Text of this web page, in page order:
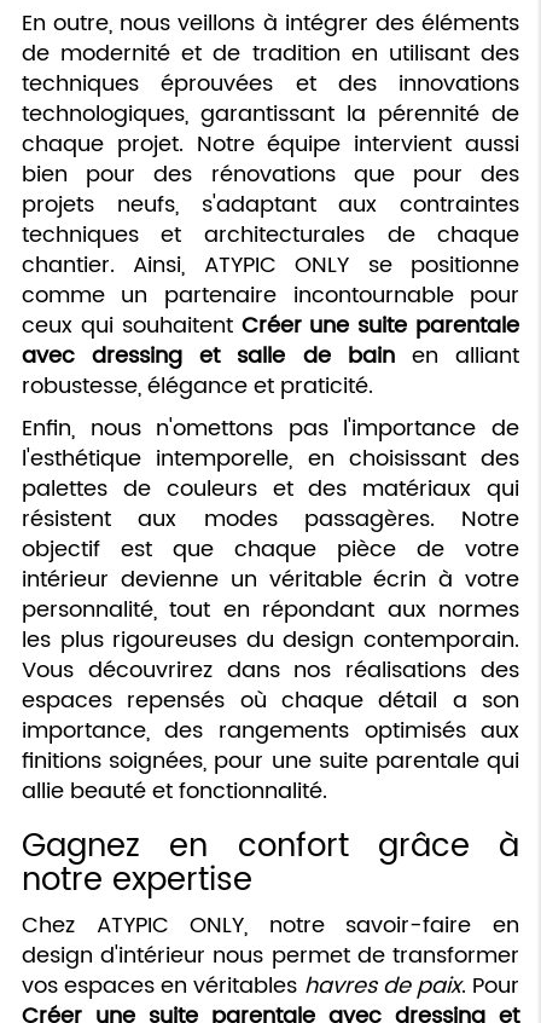
En outre, nous veillons à intégrer des éléments
de modernité et de tradition en utilisant des
techniques éprouvées et des innovations
technologiques, garantissant la pérennité de
chaque projet. Notre équipe intervient aussi
bien pour des rénovations que pour des
projets neufs, s'adaptant aux contraintes
techniques et architecturales de chaque
chantier. Ainsi, ATYPIC ONLY se positionne
comme un partenaire incontournable pour
ceux qui souhaitent Créer une suite parentale
avec dressing et salle de bainen alliant
robustesse, élégance et praticité.
Enfin, nous n'omettons pas l'importance de
l'esthétique intemporelle, en choisissant des
palettes de couleurs et des matériaux qui
résistent aux modes passagères. Notre
objectif est que chaque pièce de votre
intérieur devienne un véritable écrin à votre
personnalité, tout en répondant aux normes
les plus rigoureuses du design contemporain.
Vous découvrirez dans nos réalisations des
espaces repensés où chaque détail a son
importance, des rangements optimisés aux
finitions soignées, pour une suite parentale qui
allie beauté et fonctionnalité.
Gagnez en confort grâce à
notre expertise
Chez ATYPIC ONLY, notre savoir-faire en
design d'intérieur nous permet de transformer
vos espaces en véritables havres de paix. Pour
Créer une suite parentale avec dressing et